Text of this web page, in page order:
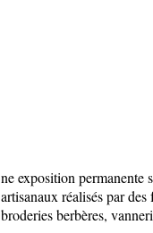
ne exposition permanente
artisanaux réalisés par
broderies berbères,